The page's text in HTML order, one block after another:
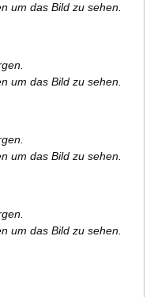
um das Bild zu sehen.
um das Bild zu sehen.
um das Bild zu sehen.
um das Bild zu sehen.